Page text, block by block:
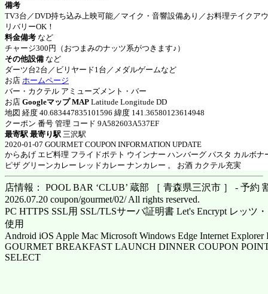
備考
TV3台／DVD持ち込み上映可能／マイク・音響設備あり／お料理テイクア
リバリーOK！
料金備考 など
チャージ300円（おつまみのナッツ系がつきます♪）
その他設備 など
ダーツ台2台／ビリヤード1台／メダルゲームなど
お店 ホームページ
バー・カクテル アミューズメント・バー
お店 Googleマップ MAP Latitude Longitude DD
地図 経度 40.683447835101596 緯度 141.36580123614948
クーポン 番号 管理 コード 9A582603A537EF
最寄駅 最寄り駅 三沢駅
2020-01-07 GOURMET COUPON INFORMATION UPDATE
からあげ エビ料理 フライドポテト ウインナー ハンバーグ パスタ カルボナ
ピザ グリーンカレー レッドカレー ナンカレー 。 お酒 カクテル充実
店情報： POOL BAR ‘CLUB’ 蔵部 ［ 青森県三沢市 ］ - 予約
2026.07.20 coupon/gourmet/02/ All rights reserved.
PC HTTPS SSL用 SSL/TLSサーバ証明書 Let's Encrypt レッツ
使用
Android iOS Apple Mac Microsoft Windows Edge Internet Explorer
GOURMET BREAKFAST LAUNCH DINNER COUPON
SELECT